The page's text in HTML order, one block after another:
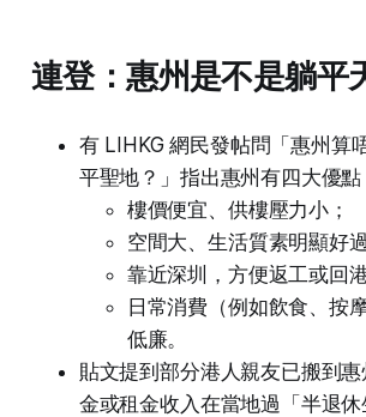
連登：惠州是不是躺平
有 LIHKG 網民發帖問「惠州算
平聖地？」指出惠州有四大優點
樓價便宜、供樓壓力小；
空間大、生活質素明顯好
靠近深圳，方便返工或回
日常消費（例如飲食、按
低廉。
貼文提到部分港人親友已搬到
金或租金收入在當地過「半退